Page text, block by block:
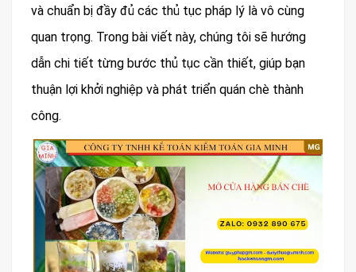
và chuẩn bị đầy đủ các thủ tục pháp lý là vô cùng
quan trọng. Trong bài viết này, chúng tôi sẽ hướng
dẫn chi tiết từng bước thủ tục cần thiết, giúp bạn
thuận lợi khởi nghiệp và phát triển quán chè thành
công.